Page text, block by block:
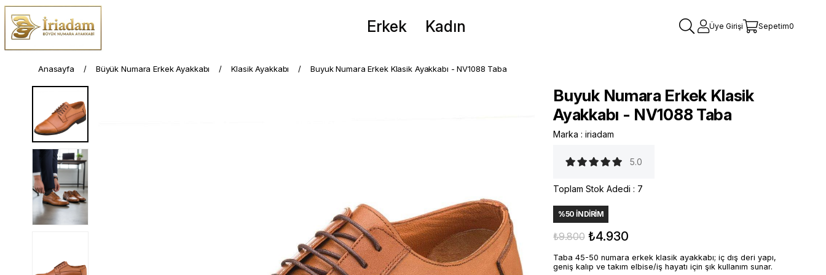
Erkek Kadın Üye Girişi Sepetim0
Anasayfa Büyük Numara Erkek Ayakkabı Klasik Ayakkabı Buyuk Numara Erkek Klasik Ayakkabı - NV1088 Taba
Buyuk Numara Erkek Klasik
Ayakkabı - NV1088 Taba
Marka : iriadam
5.0
Toplam Stok Adedi : 7
%50 İNDIRIM
₺9.800 ₺4.930
Taba 45-50 numara erkek klasik ayakkabı; iç dış deri yapı,
geniş kalıp ve takım elbise/iş hayatı için şık kullanım sunar.